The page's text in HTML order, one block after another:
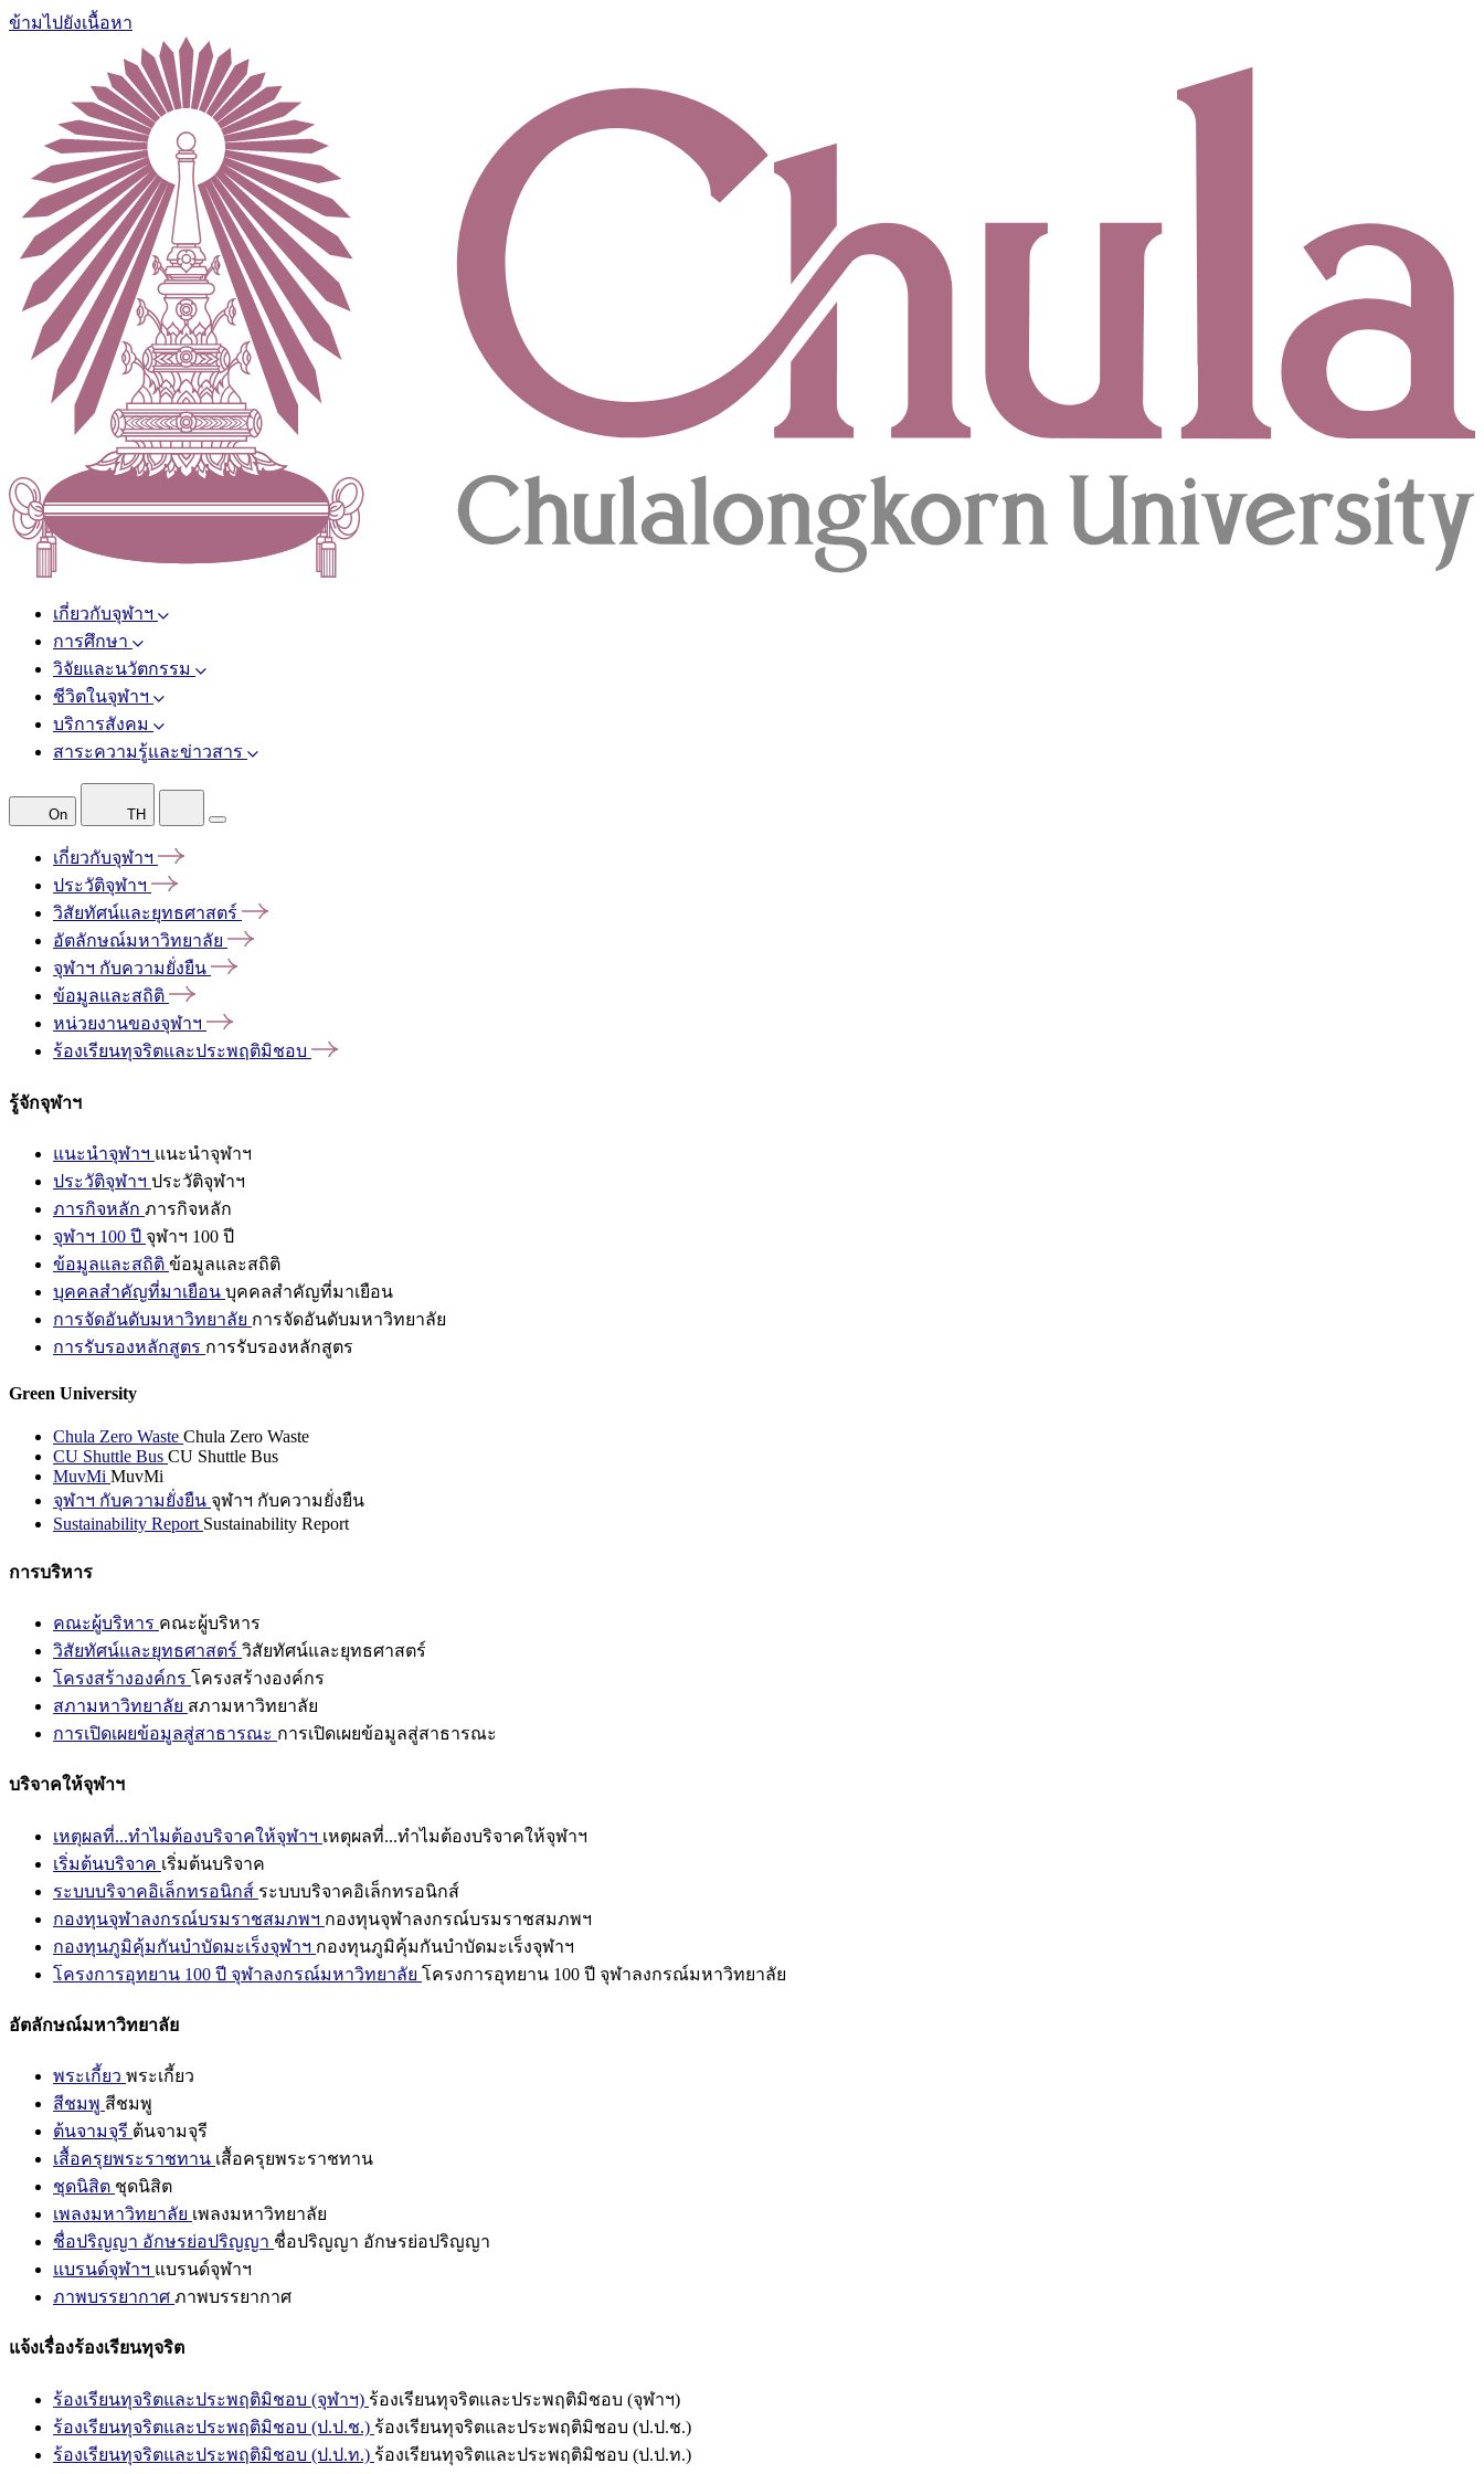
ข้ามไปยังเนื้อหา
เกี่ยวกับจุฬาฯ
การศึกษา
วิจัยและนวัตกรรม
ชีวิตในจุฬาฯ
บริการสังคม
สาระความรู้และข่าวสาร
On TH
เกี่ยวกับจุฬาฯ
ประวัติจุฬาฯ
วิสัยทัศน์และยุทธศาสตร์
อัตลักษณ์มหาวิทยาลัย
จุฬาฯ กับความยั่งยืน
ข้อมูลและสถิติ
หน่วยงานของจุฬาฯ
ร้องเรียนทุจริตและประพฤติมิชอบ
รู้จักจุฬาฯ
แนะนำจุฬาฯ แนะนำจุฬาฯ
ประวัติจุฬาฯ ประวัติจุฬาฯ
ภารกิจหลัก ภารกิจหลัก
จุฬาฯ 100 ปี จุฬาฯ 100 ปี
ข้อมูลและสถิติ ข้อมูลและสถิติ
บุคคลสำคัญที่มาเยือน บุคคลสำคัญที่มาเยือน
การจัดอันดับมหาวิทยาลัย การจัดอันดับมหาวิทยาลัย
การรับรองหลักสูตร การรับรองหลักสูตร
Green University
Chula Zero Waste Chula Zero Waste
CU Shuttle Bus CU Shuttle Bus
MuvMi MuvMi
จุฬาฯ กับความยั่งยืน จุฬาฯ กับความยั่งยืน
Sustainability Report Sustainability Report
การบริหาร
คณะผู้บริหาร คณะผู้บริหาร
วิสัยทัศน์และยุทธศาสตร์ วิสัยทัศน์และยุทธศาสตร์
โครงสร้างองค์กร โครงสร้างองค์กร
สภามหาวิทยาลัย สภามหาวิทยาลัย
การเปิดเผยข้อมูลสู่สาธารณะ การเปิดเผยข้อมูลสู่สาธารณะ
บริจาคให้จุฬาฯ
เหตุผลที่...ทำไมต้องบริจาคให้จุฬาฯ เหตุผลที่...ทำไมต้องบริจาคให้จุฬาฯ
เริ่มต้นบริจาค เริ่มต้นบริจาค
ระบบบริจาคอิเล็กทรอนิกส์ ระบบบริจาคอิเล็กทรอนิกส์
กองทุนจุฬาลงกรณ์บรมราชสมภพฯ กองทุนจุฬาลงกรณ์บรมราชสมภพฯ
กองทุนภูมิคุ้มกันบำบัดมะเร็งจุฬาฯ กองทุนภูมิคุ้มกันบำบัดมะเร็งจุฬาฯ
โครงการอุทยาน 100 ปี จุฬาลงกรณ์มหาวิทยาลัย โครงการอุทยาน 100 ปี จุฬาลงกรณ์มหาวิทยาลัย
อัตลักษณ์มหาวิทยาลัย
พระเกี้ยว พระเกี้ยว
สีชมพู สีชมพู
ต้นจามจุรี ต้นจามจุรี
เสื้อครุยพระราชทาน เสื้อครุยพระราชทาน
ชุดนิสิต ชุดนิสิต
เพลงมหาวิทยาลัย เพลงมหาวิทยาลัย
ชื่อปริญญา อักษรย่อปริญญา ชื่อปริญญา อักษรย่อปริญญา
แบรนด์จุฬาฯ แบรนด์จุฬาฯ
ภาพบรรยากาศ ภาพบรรยากาศ
แจ้งเรื่องร้องเรียนทุจริต
ร้องเรียนทุจริตและประพฤติมิชอบ (จุฬาฯ) ร้องเรียนทุจริตและประพฤติมิชอบ (จุฬาฯ)
ร้องเรียนทุจริตและประพฤติมิชอบ (ป.ป.ช.) ร้องเรียนทุจริตและประพฤติมิชอบ (ป.ป.ช.)
ร้องเรียนทุจริตและประพฤติมิชอบ (ป.ป.ท.) ร้องเรียนทุจริตและประพฤติมิชอบ (ป.ป.ท.)